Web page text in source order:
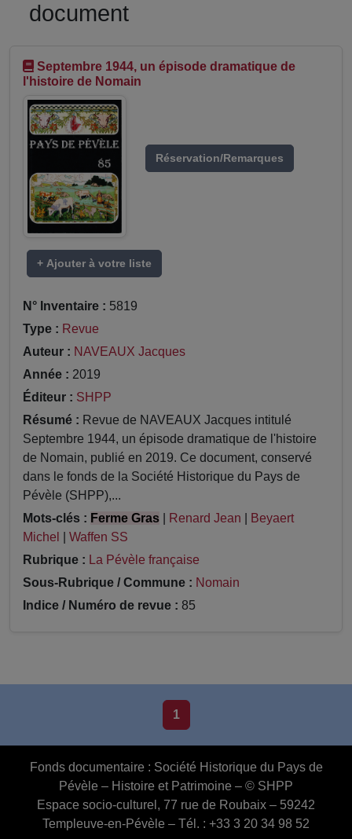
document
Septembre 1944, un épisode dramatique de
l'histoire de Nomain
Réservation/Remarques
+ Ajouter à votre liste
N° Inventaire : 5819
Type : Revue
Auteur : NAVEAUX Jacques
Année : 2019
Éditeur : SHPP
Résumé : Revue de NAVEAUX Jacques intitulé
Septembre 1944, un épisode dramatique de l'histoire
de Nomain, publié en 2019. Ce document, conservé
dans le fonds de la Société Historique du Pays de
Pévèle (SHPP),...
Mots-clés : Ferme Gras Renard Jean
Beyaert
Michel
Waffen SS
Rubrique : La Pévèle française
Sous-Rubrique / Commune : Nomain
Indice / Numéro de revue : 85
1
Fonds documentaire : Société Historique du Pays de
Pévèle – Histoire et Patrimoine – © SHPP
Espace socio-culturel, 77 rue de Roubaix – 59242
Templeuve-en-Pévèle – Tél. : +33 3 20 34 98 52